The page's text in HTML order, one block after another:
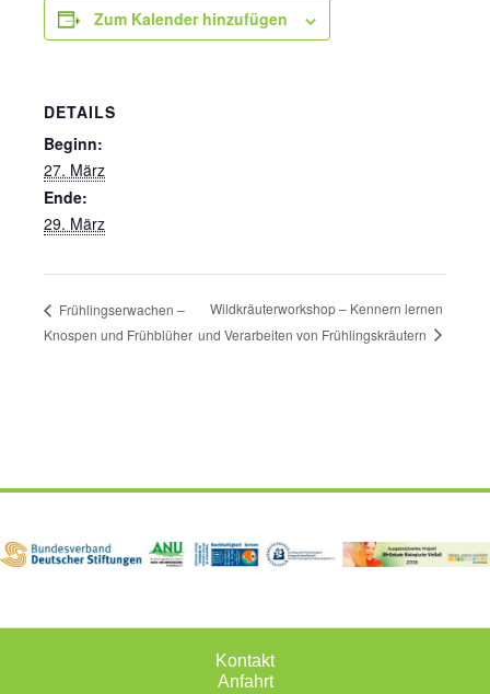
Zum Kalender hinzufügen
DETAILS
Beginn:
27. März
Ende:
29. März
Frühlingserwachen –
Knospen und Frühblüher
Wildkräuterworkshop – Kennern lernen
und Verarbeiten von Frühlingskräutern
Kontakt
Anfahrt